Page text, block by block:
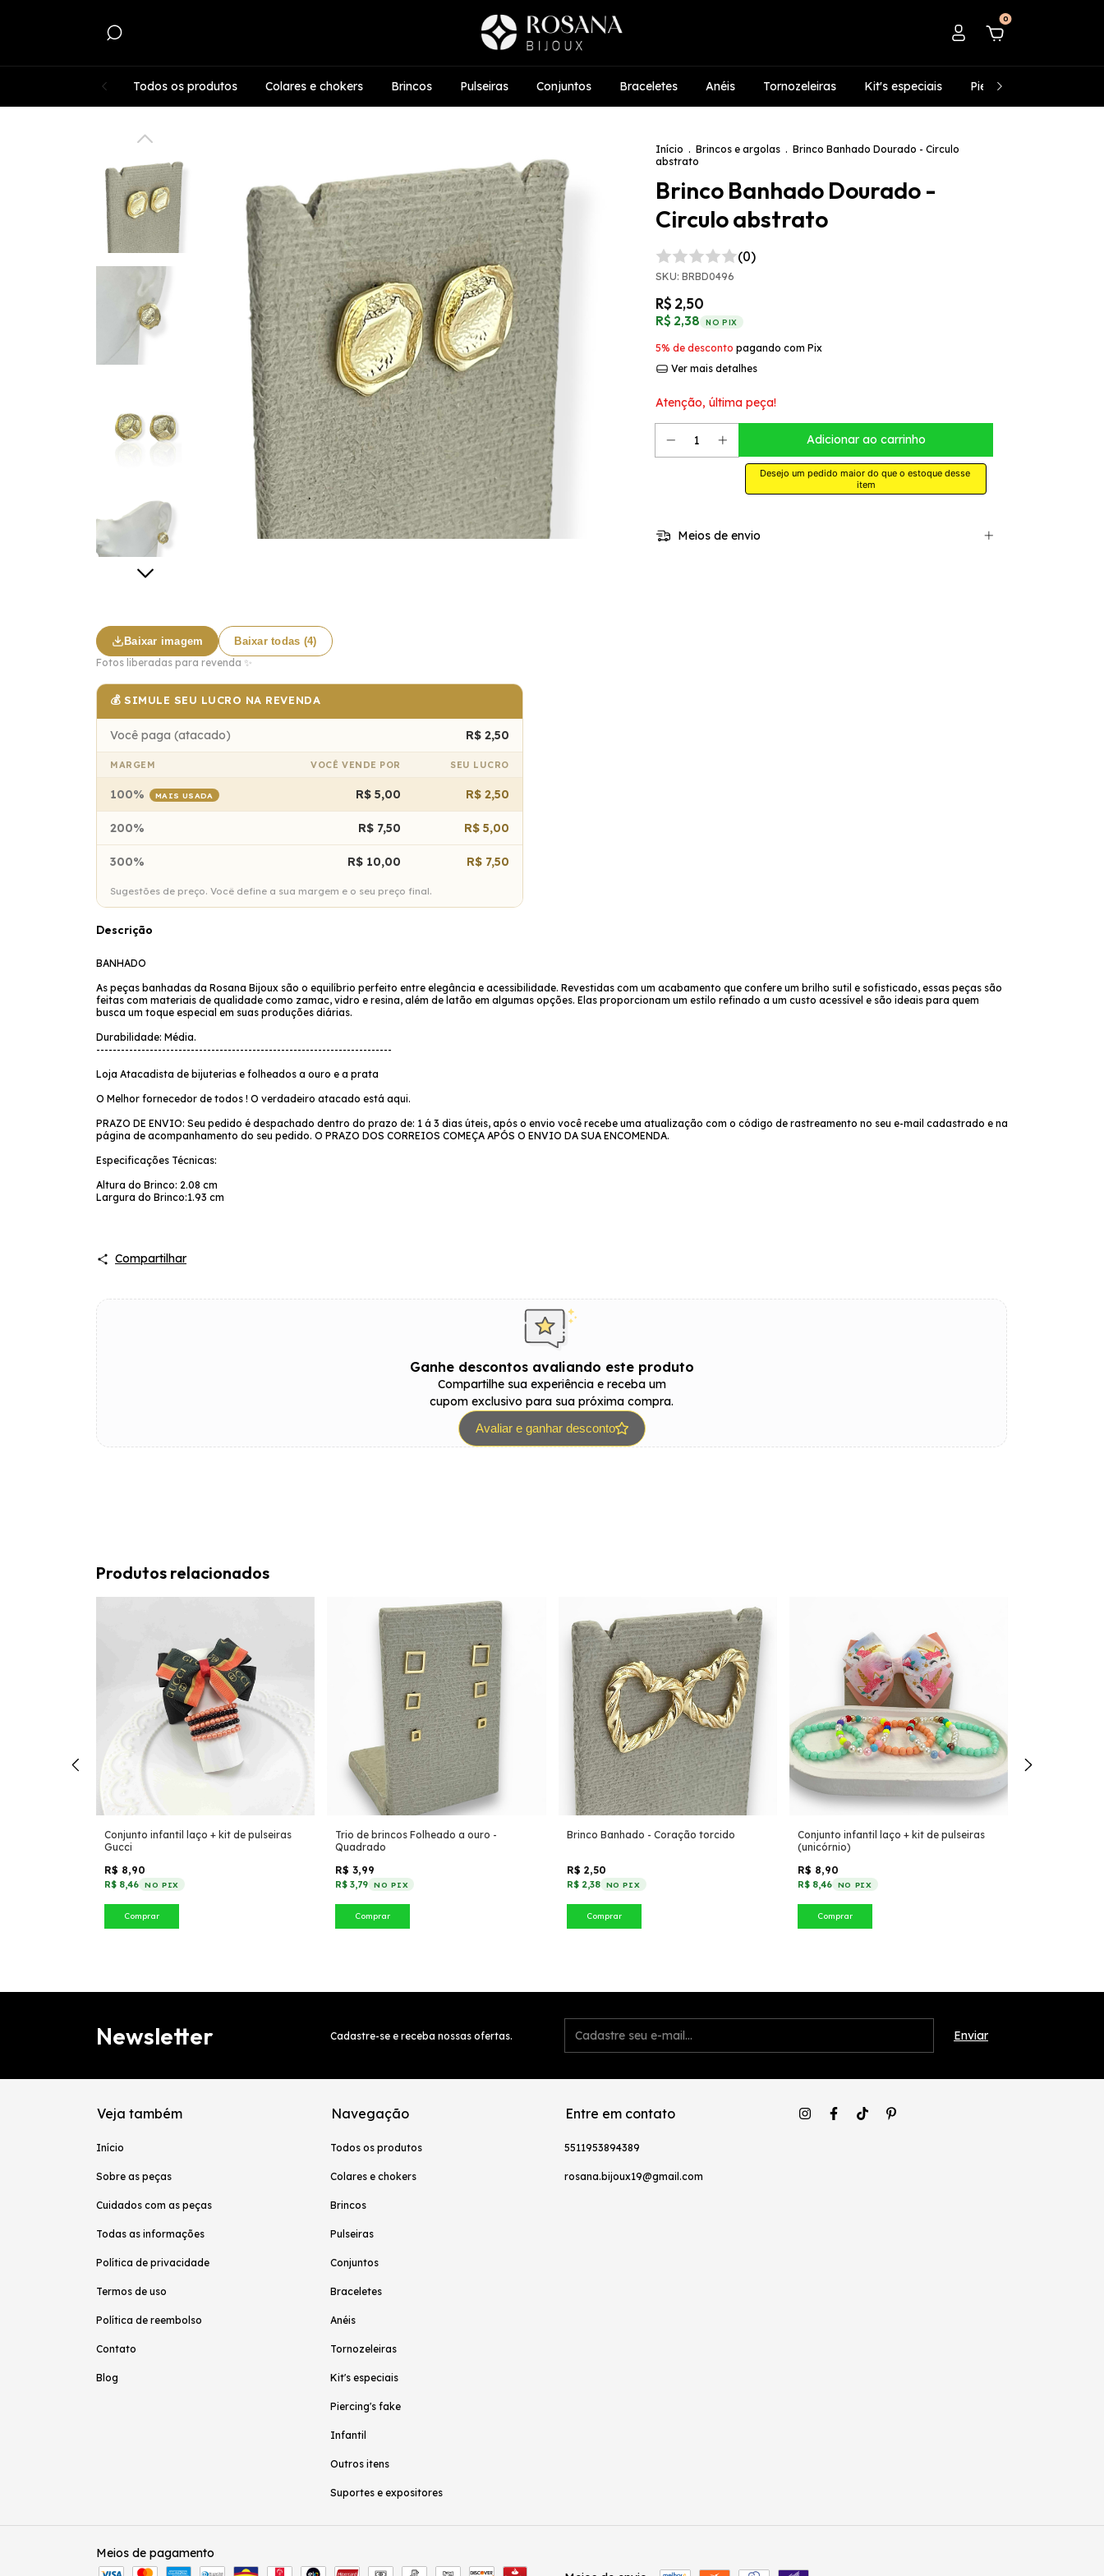
0
Todos os produtos Colares e chokers Brincos Pulseiras Conjuntos Braceletes Anéis Tornozeleiras Kit's especiais Piercing's fake
Início . Brincos e argolas . Brinco Banhado Dourado - Circulo
abstrato
Brinco Banhado Dourado -
Circulo abstrato
(0)
SKU: BRBD0496
R$ 2,50
R$ 2,38 NO PIX
5% de desconto pagando com Pix
Ver mais detalhes
Atenção, última peça!
Desejo um pedido maior do que o estoque desse
item
Meios de envio
Baixar imagem
Baixar todas (4)
Fotos liberadas para revenda ✨
💰 SIMULE SEU LUCRO NA REVENDA
Você paga (atacado) R$ 2,50
MARGEM VOCÊ VENDE POR SEU LUCRO
100% MAIS USADA R$ 5,00 R$ 2,50
200% R$ 7,50 R$ 5,00
300% R$ 10,00 R$ 7,50
Sugestões de preço. Você define a sua margem e o seu preço final.
Descrição
BANHADO
As peças banhadas da Rosana Bijoux são o equilíbrio perfeito entre elegância e acessibilidade. Revestidas com um acabamento que confere um brilho sutil e sofisticado, essas peças são
feitas com materiais de qualidade como zamac, vidro e resina, além de latão em algumas opções. Elas proporcionam um estilo refinado a um custo acessível e são ideais para quem
busca um toque especial em suas produções diárias.
Durabilidade: Média.
------------------------------------------------------------------------
Loja Atacadista de bijuterias e folheados a ouro e a prata
O Melhor fornecedor de todos ! O verdadeiro atacado está aqui.
PRAZO DE ENVIO: Seu pedido é despachado dentro do prazo de: 1 á 3 dias úteis, após o envio você recebe uma atualização com o código de rastreamento no seu e-mail cadastrado e na
página de acompanhamento do seu pedido. O PRAZO DOS CORREIOS COMEÇA APÓS O ENVIO DA SUA ENCOMENDA.
Especificações Técnicas:
Altura do Brinco: 2.08 cm
Largura do Brinco:1.93 cm
Compartilhar
Ganhe descontos avaliando este produto
Compartilhe sua experiência e receba um
cupom exclusivo para sua próxima compra.
Avaliar e ganhar desconto
Produtos relacionados
Conjunto infantil laço + kit de pulseiras
Gucci
R$ 8,90
R$ 8,46 NO PIX
Comprar
Trio de brincos Folheado a ouro -
Quadrado
R$ 3,99
R$ 3,79 NO PIX
Comprar
Brinco Banhado - Coração torcido
R$ 2,50
R$ 2,38 NO PIX
Comprar
Conjunto infantil laço + kit de pulseiras
(unicórnio)
R$ 8,90
R$ 8,46 NO PIX
Comprar
Newsletter Cadastre-se e receba nossas ofertas.
Veja também
Início
Sobre as peças
Cuidados com as peças
Todas as informações
Política de privacidade
Termos de uso
Política de reembolso
Contato
Blog
Navegação
Todos os produtos
Colares e chokers
Brincos
Pulseiras
Conjuntos
Braceletes
Anéis
Tornozeleiras
Kit's especiais
Piercing's fake
Infantil
Outros itens
Suportes e expositores
Entre em contato
5511953894389
rosana.bijoux19@gmail.com
Meios de pagamento